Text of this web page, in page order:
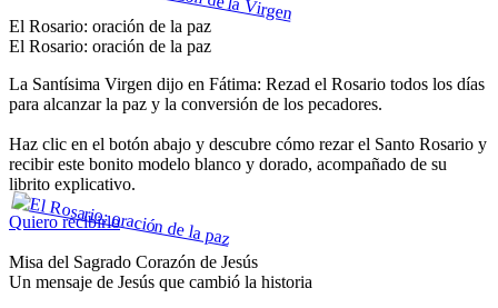
El Rosario: oración de la paz
El Rosario: oración de la paz
La Santísima Virgen dijo en Fátima: Rezad el Rosario todos los días
para alcanzar la paz y la conversión de los pecadores.
Haz clic en el botón abajo y descubre cómo rezar el Santo Rosario y
recibir este bonito modelo blanco y dorado, acompañado de su
librito explicativo.
Quiero recibirlo
Misa del Sagrado Corazón de Jesús
Un mensaje de Jesús que cambió la historia